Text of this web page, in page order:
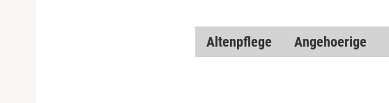
Altenpflege Angehoerige